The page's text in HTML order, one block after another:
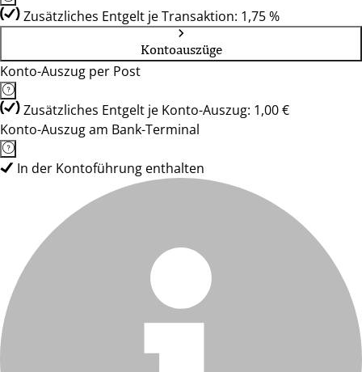
Zusätzliches Entgelt je Transaktion: 1,75 %
Kontoauszüge
Konto-Auszug per Post
Zusätzliches Entgelt je Konto-Auszug: 1,00 €
Konto-Auszug am Bank-Terminal
In der Kontoführung enthalten